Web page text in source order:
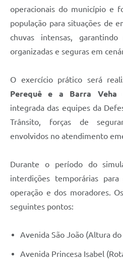
operacionais do município e
população para situações de
chuvas intensas,
organizadas e seguras em
O exercício prático será
Perequê e a Barra Veha
integrada das equipes da
Trânsito, forças de
envolvidos no atendimento
Durante o período do
interdições temporárias
operação e dos moradores.
seguintes pontos:
Avenida São João (Altura
Avenida Princesa Isabel